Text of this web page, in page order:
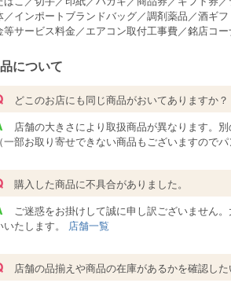
／インポートブランドバッグ／調剤薬品／酒ギ
等サービス料金／エアコン取付工事費／銘店コ
について
どこのお店にも同じ商品がおいてありますか？
店舗の大きさにより取扱商品が異なります。
一部お取り寄せできない商品もございますので
購入した商品に不具合がありました。
ご迷惑をお掛けして誠に申し訳ございません
いたします。 店舗一覧
店舗の品揃えや商品の在庫があるかを確認した